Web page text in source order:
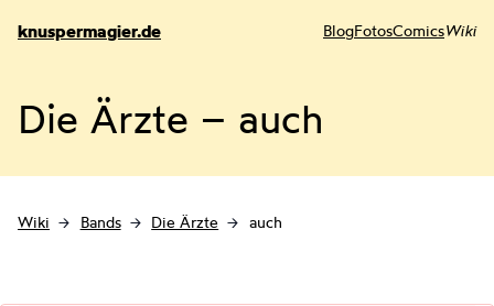
knuspermagier.de BlogFotosComicsWiki
Die Ärzte – auch
Wiki Bands Die Ärzte auch